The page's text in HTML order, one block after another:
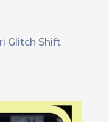
Glitch Shift